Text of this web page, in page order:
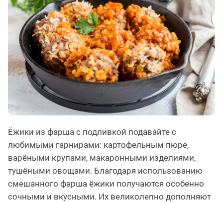
Ёжики из фарша с подливкой подавайте с
любимыми гарнирами: картофельным пюре,
варёными крупами, макаронными изделиями,
тушёными овощами. Благодаря использованию
смешанного фарша ёжики получаются особенно
сочными и вкусными. Их великолепно дополняют